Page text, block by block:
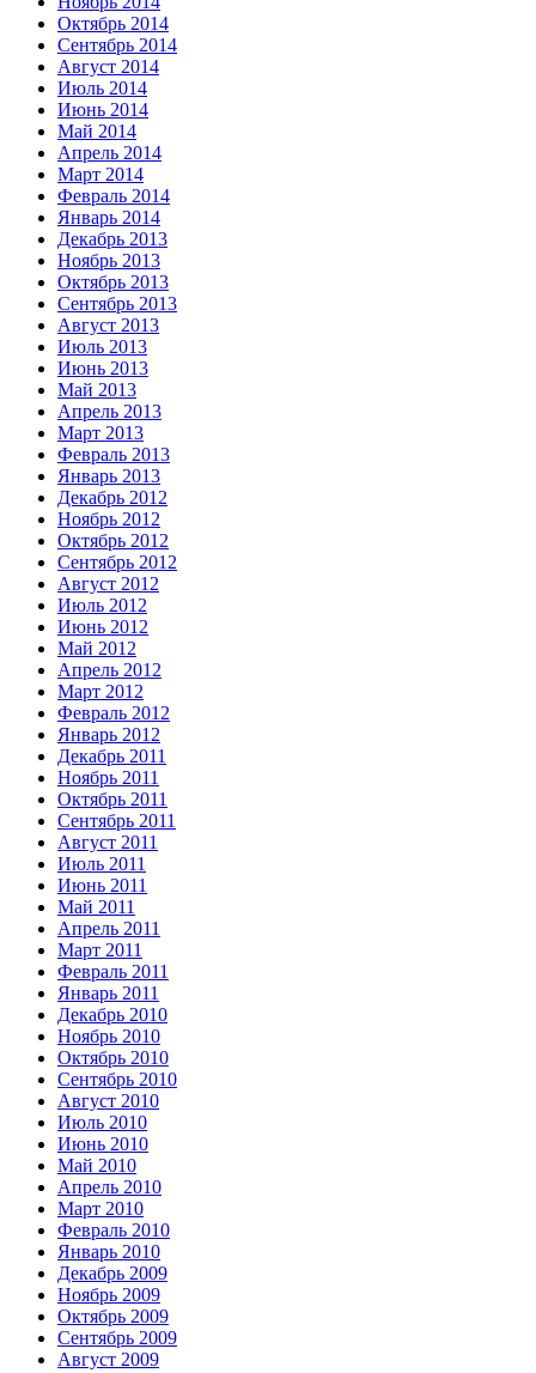
Октябрь 2014
Сентябрь 2014
Август 2014
Июль 2014
Июнь 2014
Май 2014
Апрель 2014
Март 2014
Февраль 2014
Январь 2014
Декабрь 2013
Ноябрь 2013
Октябрь 2013
Сентябрь 2013
Август 2013
Июль 2013
Июнь 2013
Май 2013
Апрель 2013
Март 2013
Февраль 2013
Январь 2013
Декабрь 2012
Ноябрь 2012
Октябрь 2012
Сентябрь 2012
Август 2012
Июль 2012
Июнь 2012
Май 2012
Апрель 2012
Март 2012
Февраль 2012
Январь 2012
Декабрь 2011
Ноябрь 2011
Октябрь 2011
Сентябрь 2011
Август 2011
Июль 2011
Июнь 2011
Май 2011
Апрель 2011
Март 2011
Февраль 2011
Январь 2011
Декабрь 2010
Ноябрь 2010
Октябрь 2010
Сентябрь 2010
Август 2010
Июль 2010
Июнь 2010
Май 2010
Апрель 2010
Март 2010
Февраль 2010
Январь 2010
Декабрь 2009
Ноябрь 2009
Октябрь 2009
Сентябрь 2009
Август 2009